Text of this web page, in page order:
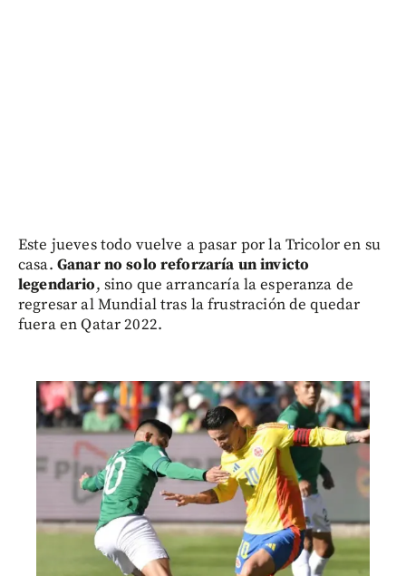
Este jueves todo vuelve a pasar por la Tricolor en su
casa. Ganar no solo reforzaría un invicto
legendario, sino que arrancaría la esperanza de
regresar al Mundial tras la frustración de quedar
fuera en Qatar 2022.